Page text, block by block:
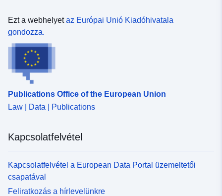
Ezt a webhelyetaz Európai Unió Kiadóhivatala
gondozza.
Publications Office of the European Union
Law | Data | Publications
Kapcsolatfelvétel
Kapcsolatfelvétel a European Data Portal üzemeltetői
csapatával
Feliratkozás a hírlevelünkre